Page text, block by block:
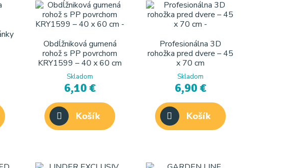
Obdĺžniková gumená
rohož s PP povrchom
KRY1599 – 40 x 60 cm
Skladom
6,10 €
Košík
Profesionálna 3D
rohožka pred dvere – 45
x 70 cm
Skladom
6,90 €
Košík